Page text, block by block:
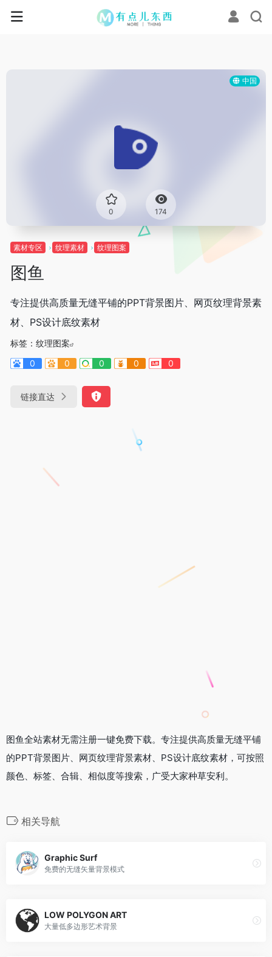
中国
0 174
素材专区 纹理素材 纹理图案
图鱼
专注提供高质量无缝平铺的PPT背景图片、网页纹理背景素
材、PS设计底纹素材
标签： 纹理图案
0
0 0 0 0
链接直达
图鱼全站素材无需注册一键免费下载。专注提供高质量无缝平铺
的PPT背景图片、网页纹理背景素材、PS设计底纹素材，可按照
颜色、标签、合辑、相似度等搜索，广受大家种草安利。
相关导航
Graphic Surf
免费的无缝矢量背景模式
LOW POLYGON ART
大量低多边形艺术背景